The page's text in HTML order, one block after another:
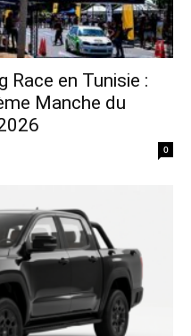
Race en Tunisie :
Manche du
0